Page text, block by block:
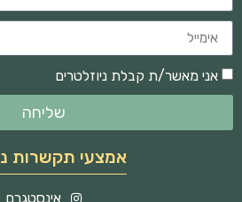
אני מאשר/ת קבלת ניוזלטרים
שליחה
אמצעי תקשרות
אינסטגרם